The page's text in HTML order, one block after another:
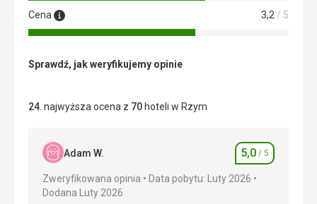
Cena 3,2/ 5
Sprawdź, jak weryfikujemy opinie
24. najwyższa ocena z 70 hoteli w Rzym
Adam W. Ocena
5,0 / 5
Zweryfikowana opinia
Data pobytu: Luty 2026
Dodana Luty 2026